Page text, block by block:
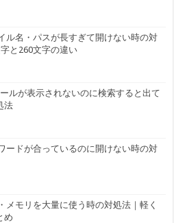
ル名・パスが長すぎて開けない時の対
と260文字の違い
ルが表示されないのに検索すると出て
法
ードが合っているのに開けない時の対
メモリを大量に使う時の対処法｜軽く
め